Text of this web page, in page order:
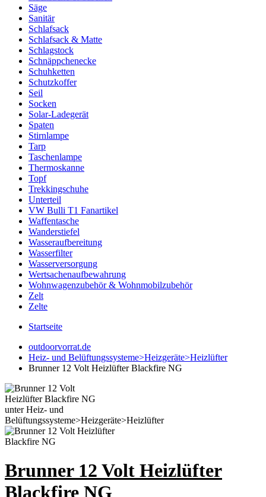
Säge
Sanitär
Schlafsack
Schlafsack & Matte
Schlagstock
Schnäppchenecke
Schuhketten
Schutzkoffer
Seil
Socken
Solar-Ladegerät
Spaten
Stirnlampe
Tarp
Taschenlampe
Thermoskanne
Topf
Trekkingschuhe
Unterteil
VW Bulli T1 Fanartikel
Waffentasche
Wanderstiefel
Wasseraufbereitung
Wasserfilter
Wasserversorgung
Wertsachenaufbewahrung
Wohnwagenzubehör & Wohnmobilzubehör
Zelt
Zelte
Startseite
outdoorvorrat.de
Heiz- und Belüftungssysteme>Heizgeräte>Heizlüfter
Brunner 12 Volt Heizlüfter Blackfire NG
Brunner 12 Volt Heizlüfter
Blackfire NG